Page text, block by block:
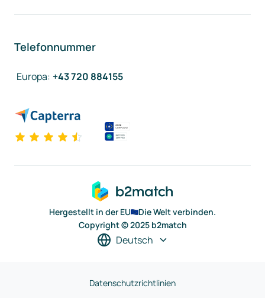
Telefonnummer
Europa: +43 720 884155
Hergestellt in der EU
Die Welt verbinden.
Copyright © 2025 b2match
Deutsch
Datenschutzrichtlinien